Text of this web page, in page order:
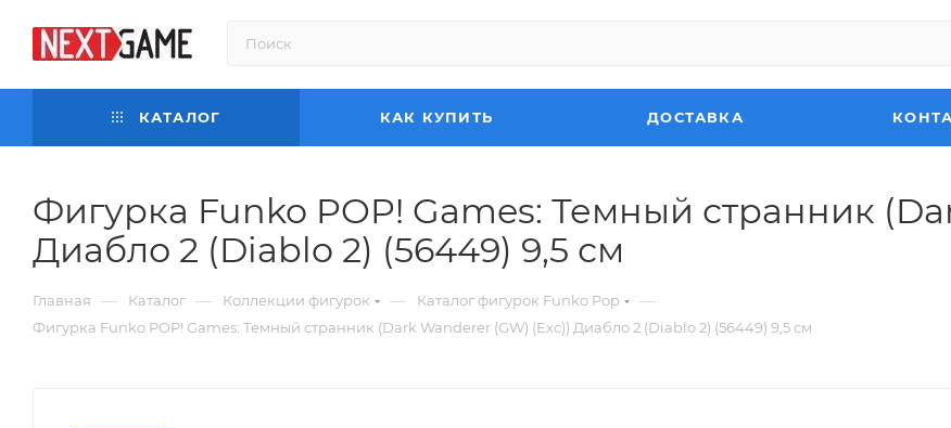
КАТАЛОГ КАК КУПИТЬ ДОСТАВКА
Фигурка Funko POP! Games: Темный странник
Диабло 2 (Diablo 2) (56449) 9,5 см
Главная — Каталог — Коллекции фигурок — Каталог фигурок Funko Pop —
Фигурка Funko POP! Games: Темный странник (Dark Wanderer (GW) (Exc)) Диабло 2 (Diablo 2) (56449) 9,5 см